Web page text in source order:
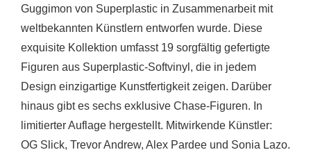
Guggimon von Superplastic in Zusammenarbeit mit
weltbekannten Künstlern entworfen wurde. Diese
exquisite Kollektion umfasst 19 sorgfältig gefertigte
Figuren aus Superplastic-Softvinyl, die in jedem
Design einzigartige Kunstfertigkeit zeigen. Darüber
hinaus gibt es sechs exklusive Chase-Figuren. In
limitierter Auflage hergestellt. Mitwirkende Künstler:
OG Slick, Trevor Andrew, Alex Pardee und Sonia Lazo.